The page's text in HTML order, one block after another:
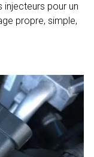
injecteurs pour un
propre, simple,